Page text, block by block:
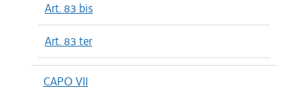
Art. 83 bis
Art. 83 ter
CAPO VII